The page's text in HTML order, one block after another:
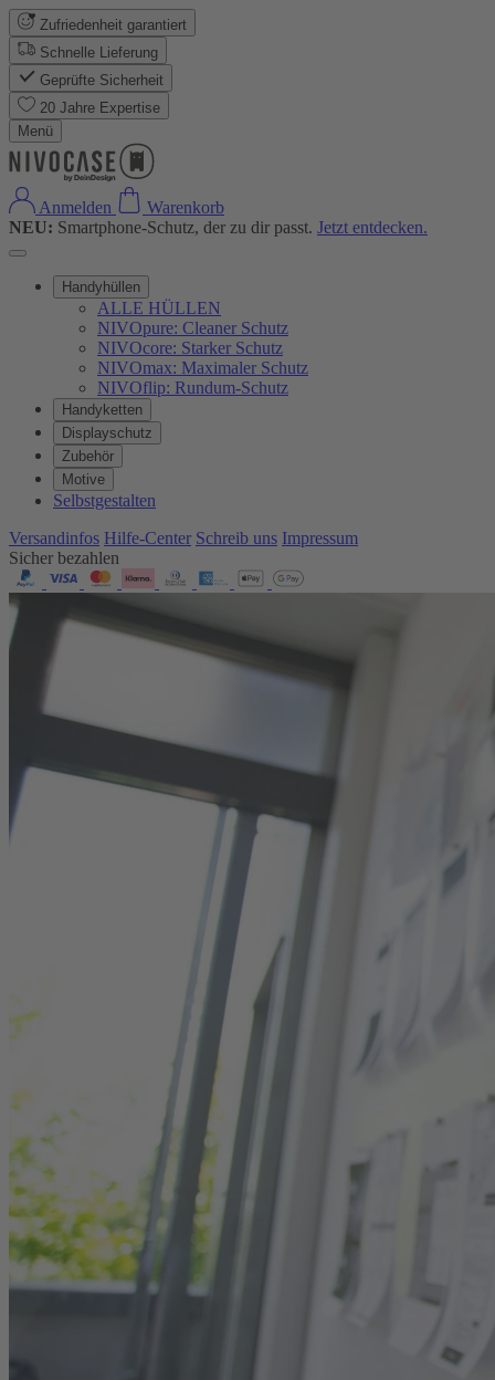
Zufriedenheit garantiert
Schnelle Lieferung
Geprüfte Sicherheit
20 Jahre Expertise
Menü
Anmelden
Warenkorb
NEU: Smartphone-Schutz, der zu dir passt. Jetzt entdecken.
Handyhüllen
ALLE HÜLLEN
NIVOpure: Cleaner Schutz
NIVOcore: Starker Schutz
NIVOmax: Maximaler Schutz
NIVOflip: Rundum-Schutz
Handyketten
Displayschutz
Zubehör
Motive
Selbstgestalten
Versandinfos Hilfe-Center Schreib uns Impressum
Sicher bezahlen